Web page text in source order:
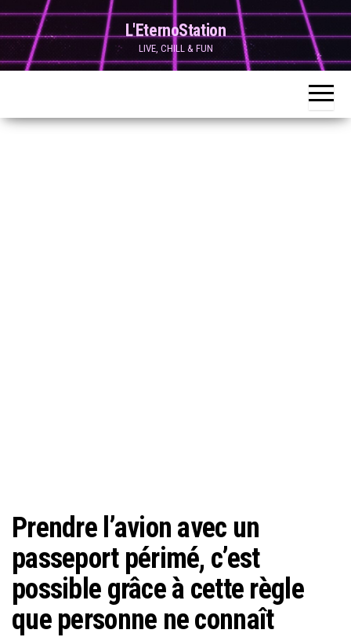
Skip
to
content
L'EternoStation
LIVE, CHILL & FUN
Prendre l’avion avec un
passeport périmé, c’est
possible grâce à cette règle
que personne ne connaît